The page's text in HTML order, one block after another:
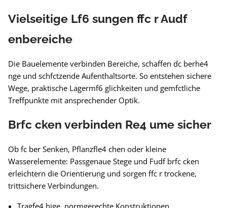
Vielseitige Lf6 sungen ffc r Audf
enbereiche
Die Bauelemente verbinden Bereiche, schaffen dc berhe4
nge und schfctzende Aufenthaltsorte. So entstehen sichere
Wege, praktische Lagermf6 glichkeiten und gemfctliche
Treffpunkte mit ansprechender Optik.
Brfc cken verbinden Re4 ume sicher
Ob fc ber Senken, Pflanzfle4 chen oder kleine
Wasserelemente: Passgenaue Stege und Fudf brfc cken
erleichtern die Orientierung und sorgen ffc r trockene,
trittsichere Verbindungen.
Tragfe4 hige, normgerechte Konstruktionen